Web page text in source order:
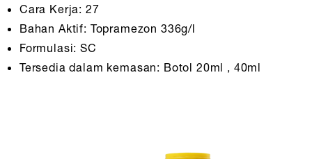
Cara Kerja: 27
Bahan Aktif: Topramezon 336g/l
Formulasi: SC
Tersedia dalam kemasan: Botol 20ml , 40ml